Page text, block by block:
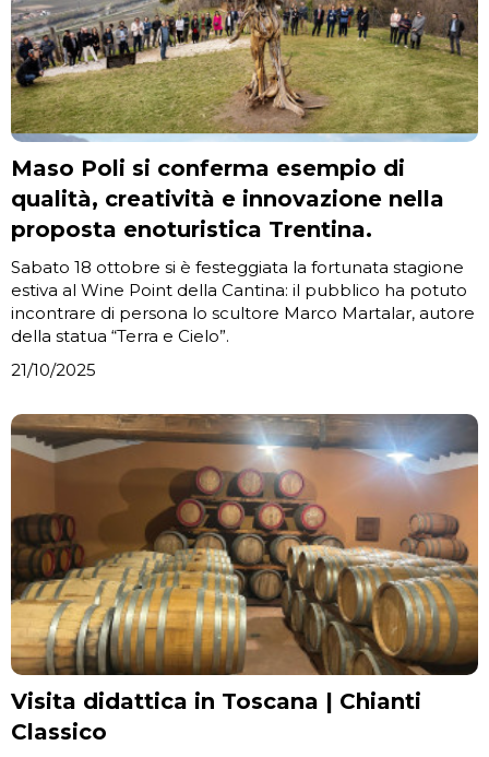
Maso Poli si conferma esempio di
qualità, creatività e innovazione nella
proposta enoturistica Trentina.
Sabato 18 ottobre si è festeggiata la fortunata stagione
estiva al Wine Point della Cantina: il pubblico ha potuto
incontrare di persona lo scultore Marco Martalar, autore
della statua “Terra e Cielo”.
21/10/2025
Visita didattica in Toscana | Chianti
Classico